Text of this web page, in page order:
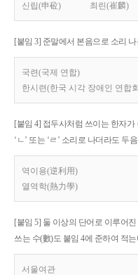
신립(申砬) 최린(崔麟)
[붙임 3] 준말에서 본음으로 소리
국련(국제 연합)
한시련(한국 시각 장애인 연합
[붙임 4] 접두사처럼 쓰이는 한자
‘ㄴ’ 또는 ‘ㄹ’ 소리로 나더라도 두
역이용(逆利用)
열역학(熱力學)
[붙임 5] 둘 이상의 단어로 이루어
쓰는 수(數)도 붙임 4에 준하여 적는
서울여관